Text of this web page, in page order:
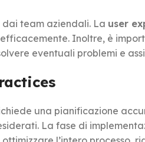
dai team aziendali. La user
Inoltre, è
eventuali problemi e
una pianificazione
La fase di